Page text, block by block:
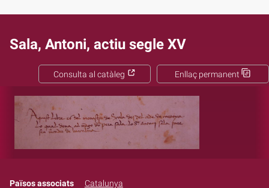
Sala, Antoni, actiu segle XV
Enllaç permanent
Consulta al catàleg
Països associats
Catalunya